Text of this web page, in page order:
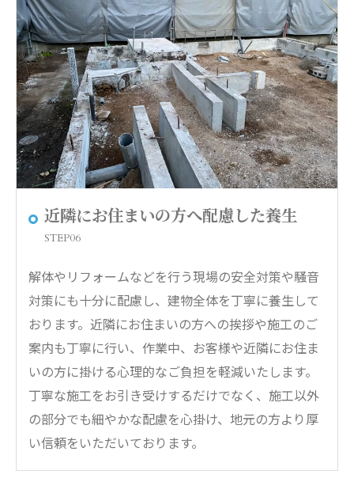
近隣にお住まいの方へ配慮した養生
STEP06
解体やリフォームなどを行う現場の安全対策や騒音
対策にも十分に配慮し、建物全体を丁寧に養生して
おります。近隣にお住まいの方への挨拶や施工のご
案内も丁寧に行い、作業中、お客様や近隣にお住ま
いの方に掛ける心理的なご負担を軽減いたします。
丁寧な施工をお引き受けするだけでなく、施工以外
の部分でも細やかな配慮を心掛け、地元の方より厚
い信頼をいただいております。